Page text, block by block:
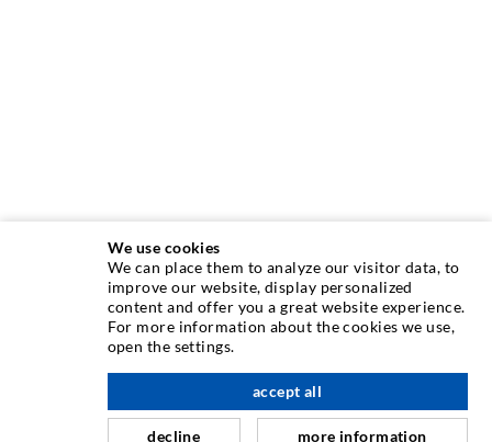
TECHNIKA INIEKCJI
Uszczelnienie poziome
Iniekcja kurtynowa i strukturalna
We use cookies
We can place them to analyze our visitor data, to
improve our website, display personalized
content and offer you a great website experience.
For more information about the cookies we use,
open the settings.
decline
accept all
more information